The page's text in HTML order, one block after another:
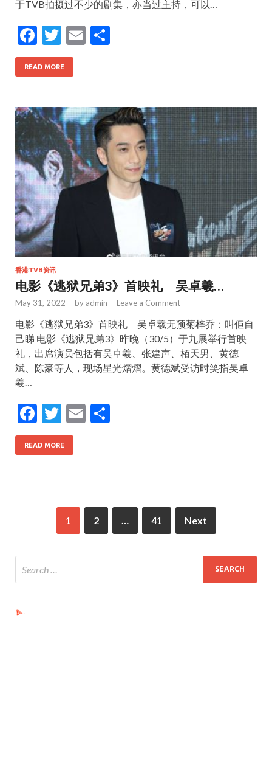
于TVB拍摄过不少的剧集，亦当过主持，可以…
F
ac
e
o
o
k
T
w
itt
E
READ MORE
香港TVB资讯
电影《逃狱兄弟3》首映礼 吴卓羲…
May 31, 2022 - by admin - Leave a Comment
电影《逃狱兄弟3》首映礼 吴卓羲无预菊梓乔：叫佢自
己睇 电影《逃狱兄弟3》昨晚（30/5）于九展举行首映
礼，出席演员包括有吴卓羲、张建声、栢天男、黄德
斌、陈豪等人，现场星光熠熠。黄德斌受访时笑指吴卓
羲…
F
ac
e
T
w
itt
E
READ MORE
1 2 41 Next